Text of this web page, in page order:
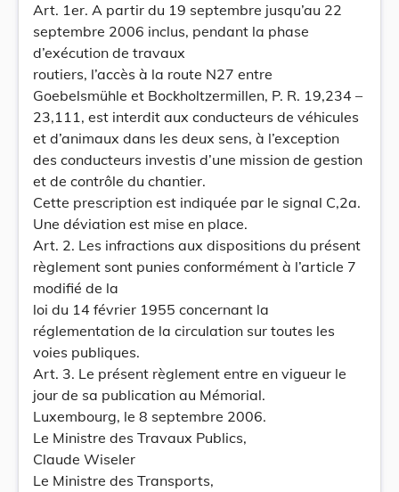
Art. 1er. A partir du 19 septembre jusqu’au 22
septembre 2006 inclus, pendant la phase
d’exécution de travaux
routiers, l’accès à la route N27 entre
Goebelsmühle et Bockholtzermillen, P. R. 19,234 –
23,111, est interdit aux conducteurs de véhicules
et d’animaux dans les deux sens, à l’exception
des conducteurs investis d’une mission de gestion
et de contrôle du chantier.
Cette prescription est indiquée par le signal C,2a.
Une déviation est mise en place.
Art. 2. Les infractions aux dispositions du présent
règlement sont punies conformément à l’article 7
modifié de la
loi du 14 février 1955 concernant la
réglementation de la circulation sur toutes les
voies publiques.
Art. 3. Le présent règlement entre en vigueur le
jour de sa publication au Mémorial.
Luxembourg, le 8 septembre 2006.
Le Ministre des Travaux Publics,
Claude Wiseler
Le Ministre des Transports,